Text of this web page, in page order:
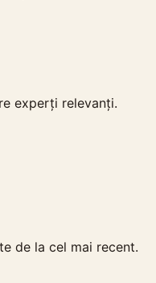
experți relevanți.
de la cel mai recent.